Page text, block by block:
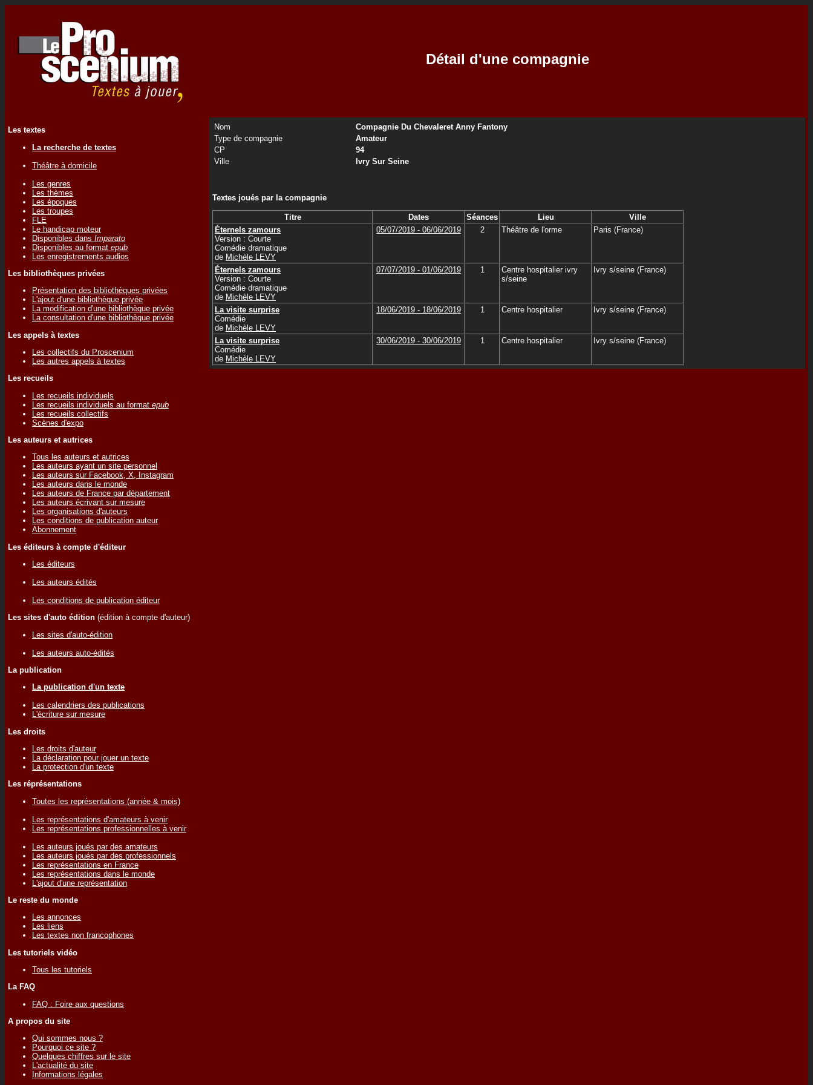
Détail d'une compagnie
Les textes
La recherche de textes
Théâtre à domicile
Les genres
Les thèmes
Les époques
Les troupes
FLE
Le handicap moteur
Disponibles dans Imparato
Disponibles au format epub
Les enregistrements audios
Les bibliothèques privées
Présentation des bibliothèques privées
L'ajout d'une bibliothèque privée
La modification d'une bibliothèque privée
La consultation d'une bibliothèque privée
Les appels à textes
Les collectifs du Proscenium
Les autres appels à textes
Les recueils
Les recueils individuels
Les recueils individuels au format epub
Les recueils collectifs
Scènes d'expo
Les auteurs et autrices
Tous les auteurs et autrices
Les auteurs ayant un site personnel
Les auteurs sur Facebook, X, Instagram
Les auteurs dans le monde
Les auteurs de France par département
Les auteurs écrivant sur mesure
Les organisations d'auteurs
Les conditions de publication auteur
Abonnement
Les éditeurs à compte d'éditeur
Les éditeurs
Les auteurs édités
Les conditions de publication éditeur
Les sites d'auto édition (édition à compte d'auteur)
Les sites d'auto-édition
Les auteurs auto-édités
La publication
La publication d'un texte
Les calendriers des publications
L'écriture sur mesure
Les droits
Les droits d'auteur
La déclaration pour jouer un texte
La protection d'un texte
Les réprésentations
Toutes les représentations (année & mois)
Les représentations d'amateurs à venir
Les représentations professionnelles à venir
Les auteurs joués par des amateurs
Les auteurs joués par des professionnels
Les représentations en France
Les représentations dans le monde
L'ajout d'une représentation
Le reste du monde
Les annonces
Les liens
Les textes non francophones
Les tutoriels vidéo
Tous les tutoriels
La FAQ
FAQ : Foire aux questions
A propos du site
Qui sommes nous ?
Pourquoi ce site ?
Quelques chiffres sur le site
L'actualité du site
Informations légales
Nom
Compagnie Du Chevaleret Anny Fantony
Type de compagnie
Amateur
CP
94
Ville
Ivry Sur Seine
Textes joués par la compagnie
Titre Dates Séances Lieu
Ville
Éternels zamours
Version : Courte
Comédie dramatique
de Michèle LEVY
05/07/2019 - 06/06/2019 2 Théâtre de l'orme Paris (France)
Éternels zamours
Version : Courte
Comédie dramatique
de Michèle LEVY
07/07/2019 - 01/06/2019 1
Centre hospitalier ivry
s/seine
Ivry s/seine (France)
La visite surprise
Comédie
de Michèle LEVY
18/06/2019 - 18/06/2019 1 Centre hospitalier Ivry s/seine (France)
La visite surprise
Comédie
de Michèle LEVY
30/06/2019 - 30/06/2019 1 Centre hospitalier Ivry s/seine (France)